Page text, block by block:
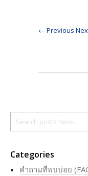
← Previous
Categories
คำถามที่พบบ่อย